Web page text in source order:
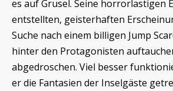
es auf Grusel. Seine horrorlastigen
entstellten, geisterhaften
Suche nach einem billigen Jump
hinter den Protagonisten
abgedroschen. Viel besser
er die Fantasien der Inselgäste